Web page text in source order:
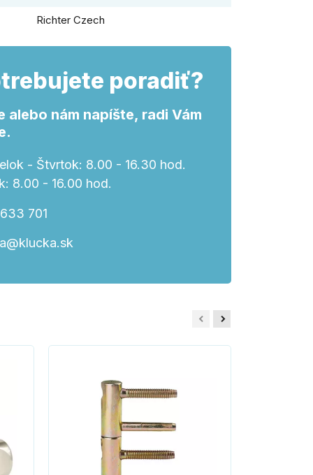
Richter Czech
poradiť?
alebo nám napíšte, radi Vám
- Štvrtok: 8.00 - 16.30 hod.
8.00 - 16.00 hod.
701